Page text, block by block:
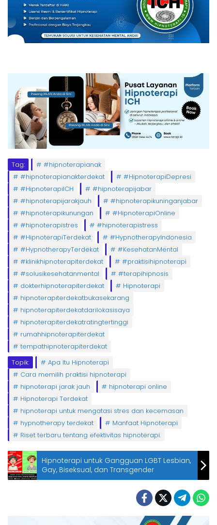
Tag:
#hipnoterapianak
#hipnoterapianakterdekat
#HipnoterapiDepresi
#HipnoterapiICH
#hipnoterapijabar
#hipnoterapijarakjauh
#hipnoterapikuninganjabar
#hipnoterapikunungan
#HipnoterapiOnline
#hipnoterapistres
#hipnoterapistress
#HipnoterapiTerdekat
#HypnotherapyIndonesia
#HypnotherapyTerdekat
#KesehatanMental
#klinikhipnoterapiterdekat
#praktisihipnoterapi
#solusikesehatanmental
#terapihipnosis
dokterhipnoterapiterdekat
Hipnoterapi
hipnoterapiterdekatbukasekarang
hipnoterapiterdekatdarilokasisaya
hipnoterapiterdekatratingtertinggi
rumahhipnoterapiterdekat
tempathipnoterapiterdekat
Topik:
Apa Itu Hipnoterapi
Cara memilih praktisi hipnoterapi
hipnoterapi jarak jauh
hipnoterapi online
Hipnoterapi Terdekat
hipnoterapi untuk mengatasi stres dan kecemasan
hypnotherapy terdekat
Manfaat Hipnoterapi
Riset terbaru tentang efektivitas hipnoterapi.
Hipnoterapi untuk Gangguan LGBT Lesbian,
Gay, Biseksual, dan Transgender